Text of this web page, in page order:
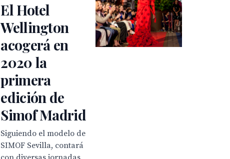
El Hotel
Wellington
acogerá en
2020 la
primera
edición de
Simof Madrid
Siguiendo el modelo de
SIMOF Sevilla, contará